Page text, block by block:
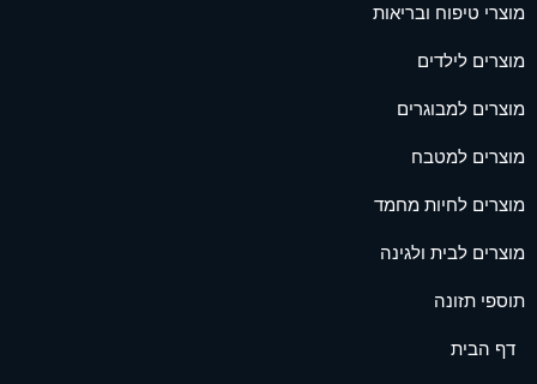
מוצרי טיפוח ובריאות
מוצרים לילדים
מוצרים למבוגרים
מוצרים למטבח
מוצרים לחיות מחמד
מוצרים לבית ולגינה
תוספי תזונה
דף הבית